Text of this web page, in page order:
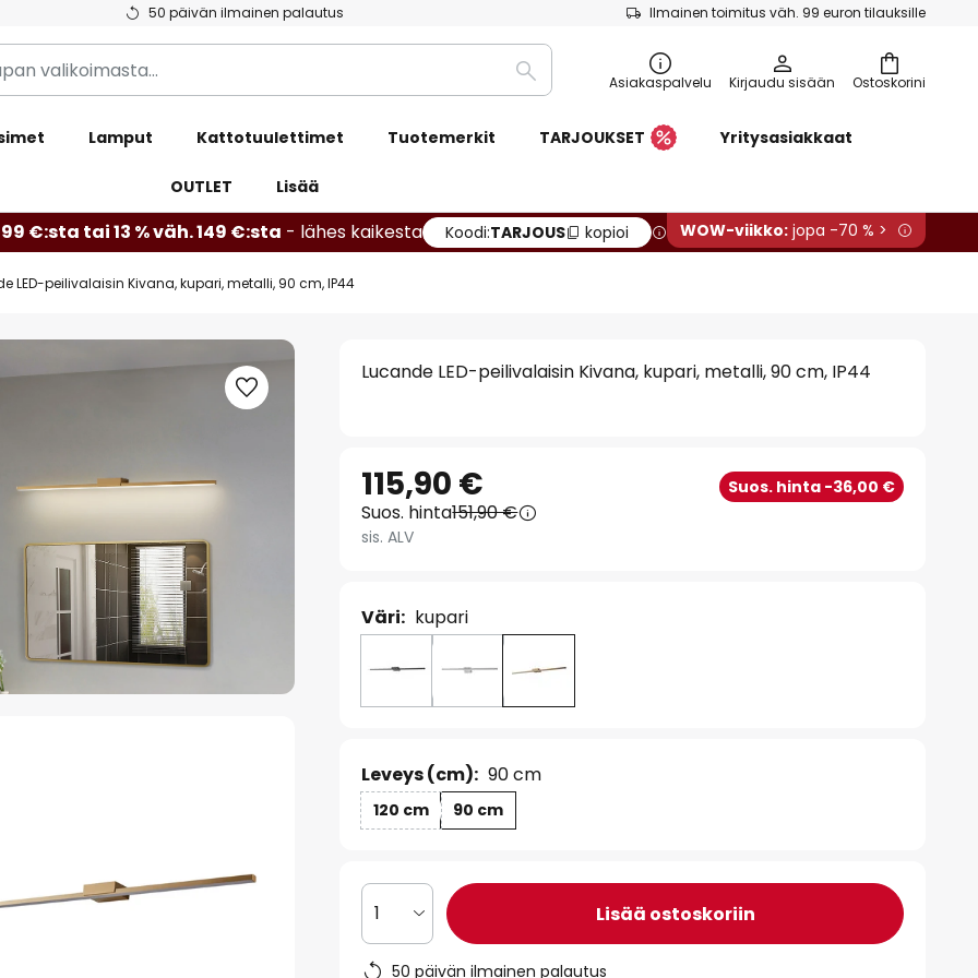
50 päivän ilmainen palautus Ilmainen toimitus väh. 99 euron tilauksille
Ostoskorini
Etsi Asiakaspalvelu Kirjaudu sisään
Lamput Kattotuulettimet Tuotemerkit TARJOUKSET Yritysasiakkaat
OUTLET Lisää
€:sta tai 13 % väh. 149 €:sta - lähes kaikesta Koodi:TARJOUS kopioi WOW-viikko: jopa -70 % >
LED-peilivalaisin Kivana, kupari, metalli, 90 cm, IP44
Lucande LED-peilivalaisin Kivana, kupari, metalli, 90 cm, IP44
115,90 € Suos. hinta -36,00 €
Suos. hinta151,90 €
sis. ALV
Väri: kupari
Leveys (cm): 90 cm
120 cm 90 cm
1 Lisää ostoskoriin
50 päivän ilmainen palautus